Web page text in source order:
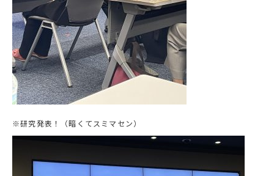
※研究発表！（暗くてスミマセン）